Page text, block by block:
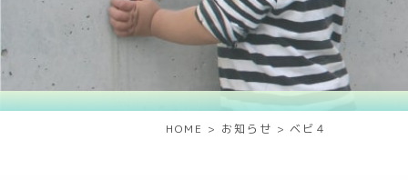
HOME > お知らせ > ベビ４